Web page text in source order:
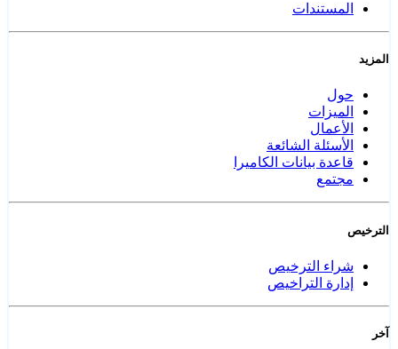
المستندات
المزيد
حول
الميزات
الأعمال
الأسئلة الشائعة
قاعدة بيانات الكاميرا
مجتمع
الترخيص
شراء الترخيص
إدارة التراخيص
آخر